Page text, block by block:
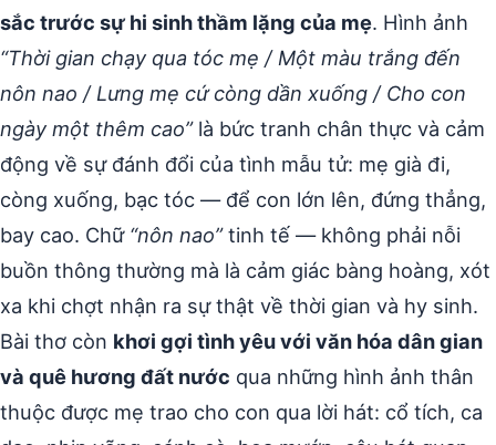
sắc trước sự hi sinh thầm lặng của mẹ. Hình ảnh
“Thời gian chạy qua tóc mẹ / Một màu trắng đến
nôn nao / Lưng mẹ cứ còng dần xuống / Cho con
ngày một thêm cao”là bức tranh chân thực và cảm
động về sự đánh đổi của tình mẫu tử: mẹ già đi,
còng xuống, bạc tóc — để con lớn lên, đứng thẳng,
bay cao. Chữ “nôn nao”tinh tế — không phải nỗi
buồn thông thường mà là cảm giác bàng hoàng, xót
xa khi chợt nhận ra sự thật về thời gian và hy sinh.
Bài thơ còn khơi gợi tình yêu với văn hóa dân gian
và quê hương đất nước qua những hình ảnh thân
thuộc được mẹ trao cho con qua lời hát: cổ tích, ca